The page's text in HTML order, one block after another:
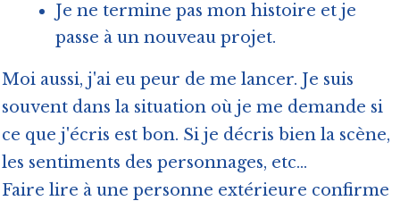
Je ne termine pas mon histoire et je
passe à un nouveau projet.
Moi aussi, j'ai eu peur de me lancer. Je suis
souvent dans la situation où je me demande si
ce que j'écris est bon. Si je décris bien la scène,
les sentiments des personnages, etc...
Faire lire à une personne extérieure confirme